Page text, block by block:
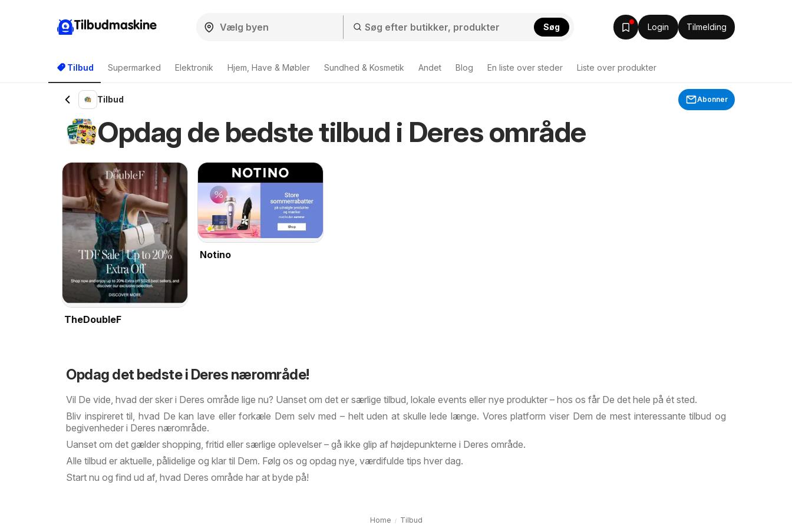
Tilbudmaskine Søg Login Tilmelding
Tilbud Supermarked Elektronik Hjem, Have & Møbler Sundhed & Kosmetik Andet Blog En liste over steder Liste over produkter
Tilbud Abonner
Opdag de bedste tilbud i Deres område
TheDoubleF
Notino
Opdag det bedste i Deres nærområde!
Vil De vide, hvad der sker i Deres område lige nu? Uanset om det er særlige tilbud, lokale events eller nye produkter – hos os får De det hele på ét sted.
Bliv inspireret til, hvad De kan lave eller forkæle Dem selv med – helt uden at skulle lede længe. Vores platform viser Dem de mest interessante tilbud og
begivenheder i Deres nærområde.
Uanset om det gælder shopping, fritid eller særlige oplevelser – gå ikke glip af højdepunkterne i Deres område.
Alle tilbud er aktuelle, pålidelige og klar til Dem. Følg os og opdag nye, værdifulde tips hver dag.
Start nu og find ud af, hvad Deres område har at byde på!
Home Tilbud